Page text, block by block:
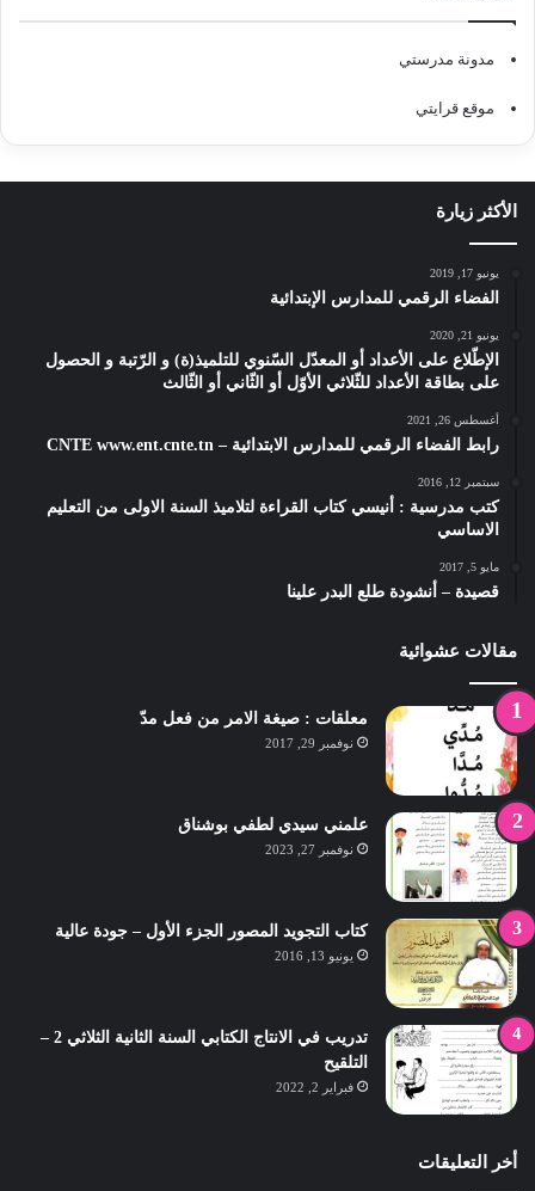
مدونة مدرستي
موقع قرايتي
الأكثر زيارة
يونيو 17, 2019
الفضاء الرقمي للمدارس الإبتدائية
يونيو 21, 2020
الإطّلاع على الأعداد أو المعدّل السّنوي للتلميذ(ة) و الرّتبة و الحصول
على بطاقة الأعداد للثّلاثي الأوّل أو الثّاني أو الثّالث
أغسطس 26, 2021
رابط الفضاء الرقمي للمدارس الابتدائية – CNTE www.ent.cnte.tn
سبتمبر 12, 2016
كتب مدرسية : أنيسي كتاب القراءة لتلاميذ السنة الاولى من التعليم
الاساسي
مايو 5, 2017
قصيدة – أنشودة طلع البدر علينا
مقالات عشوائية
معلقات : صيغة الامر من فعل مدّ
نوفمبر 29, 2017
علمني سيدي لطفي بوشناق
نوفمبر 27, 2023
كتاب التجويد المصور الجزء الأول – جودة عالية
يونيو 13, 2016
تدريب في الانتاج الكتابي السنة الثانية الثلاثي 2 –
التلقيح
فبراير 2, 2022
أخر التعليقات